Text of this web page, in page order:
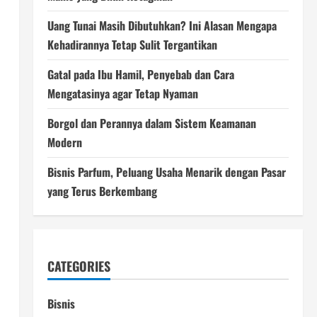
Uang Tunai Masih Dibutuhkan? Ini Alasan Mengapa
Kehadirannya Tetap Sulit Tergantikan
Gatal pada Ibu Hamil, Penyebab dan Cara
Mengatasinya agar Tetap Nyaman
Borgol dan Perannya dalam Sistem Keamanan
Modern
Bisnis Parfum, Peluang Usaha Menarik dengan Pasar
yang Terus Berkembang
CATEGORIES
Bisnis